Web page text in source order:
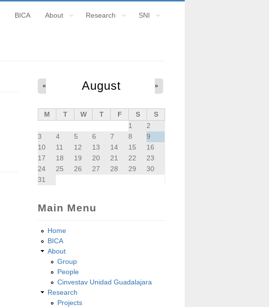
BICA About Research SNI
August
« »
M T W T F S
S
1
2
3
4 5 6 7 8
9
10
11 12 13 14 15
16
17
18 19 20 21 22
23
24
25 26 27 28 29
30
31
Main Menu
Home
BICA
About
Group
People
Cinvestav Unidad Guadalajara
Research
Projects